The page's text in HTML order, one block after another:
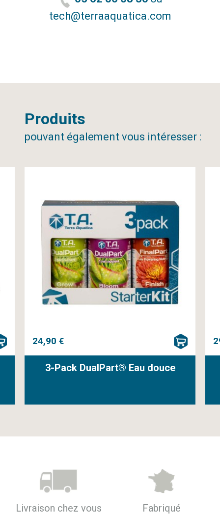
tech@terraaquatica.com
Produits
pouvant également vous intéresser :
24,90 €
3-Pack DualPart® Eau douce
Livraison chez vous
Fabriqué